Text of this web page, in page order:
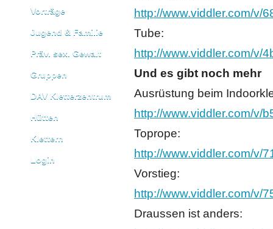
Vorträge
Jugend & Familie
Präv. sex. Gewalt
Gruppen
DAV Kletterzentrum
Hütten
Klettern
Login
http://www.viddler.com/v/
Tube:
http://www.viddler.com/v/
Und es gibt noch mehr
Ausrüstung beim
http://www.viddler.com/v/
Toprope:
http://www.viddler.com/v/
Vorstieg:
http://www.viddler.com/v/
Draussen ist anders: